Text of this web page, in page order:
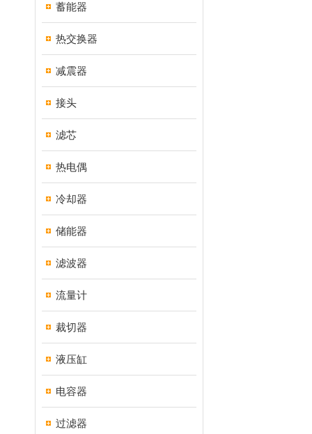
蓄能器
热交换器
减震器
接头
滤芯
热电偶
冷却器
储能器
滤波器
流量计
裁切器
液压缸
电容器
过滤器